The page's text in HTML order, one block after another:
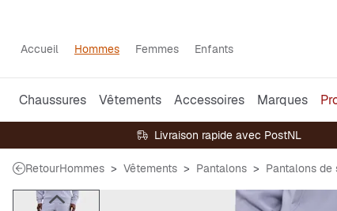
Accueil Hommes Femmes Enfants
Chaussures Vêtements Accessoires Marques
Livraison rapide avec PostNL
RetourHommes Vêtements Pantalons Pantalons